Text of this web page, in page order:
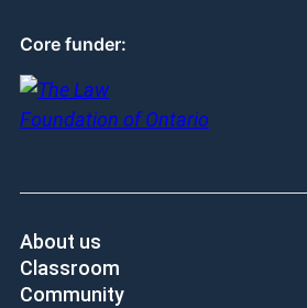
Core funder:
About us
Classroom
Community